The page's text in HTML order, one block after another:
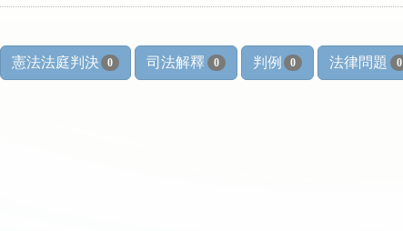
憲法法庭判決 0 司法解釋 0 判例 0 法律問題 0